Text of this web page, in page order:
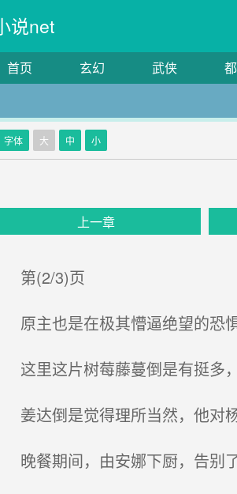
说net
首页 玄幻 武侠
字体 大 中 小
上一章
第(2/3)页
原主也是在极其懵逼绝望的恐
这里这片树莓藤蔓倒是有挺多
姜达倒是觉得理所当然，他对
晚餐期间，由安娜下厨，告别